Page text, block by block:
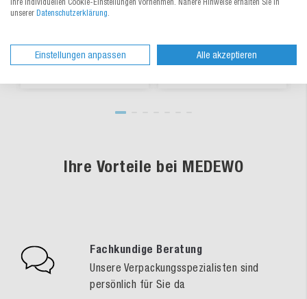
Zum Produkt
lieferbar lieferbar
Ihre Vorteile bei MEDEWO
Fachkundige Beratung
Unsere Verpackungsspezialisten sind
persönlich für Sie da
Ihre individuellen Cookie-Einstellungen vornehmen. Nähere Hinweise erhalten Sie in
unserer Datenschutzerklärung.
Einstellungen anpassen Alle akzeptieren